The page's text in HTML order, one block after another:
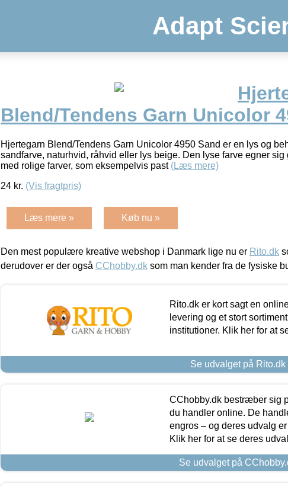
Adapt
Blend/Tendens Garn Unicolor
Hjertegarn Blend/Tendens Garn Unicolor 4950 Sand er en lys og
sandfarve, naturhvid, råhvid eller lys beige. Den lyse farve egner
med rolige farver, som eksempelvis past (Læs mere)
24 kr. (Vis fragtpris)
Læs mere » Køb nu »
Den mest populære kreative webshop i Danmark lige nu er Rito.dk
derudover er der også CChobby.dk som man kender fra de fysiske
Rito.dk er kort sagt en
levering og et stort
institutioner. Klik her for at
Se udvalget på Rito.dk
CChobby.dk bestræber sig
du handler online. De
engros – og deres udvalg
Klik her for at se deres
Se udvalget på